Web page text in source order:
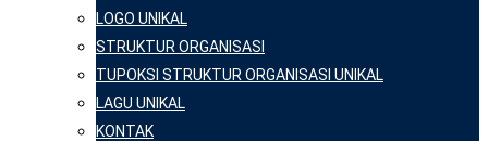
LOGO UNIKAL
STRUKTUR ORGANISASI
TUPOKSI STRUKTUR ORGANISASI UNIKAL
LAGU UNIKAL
KONTAK